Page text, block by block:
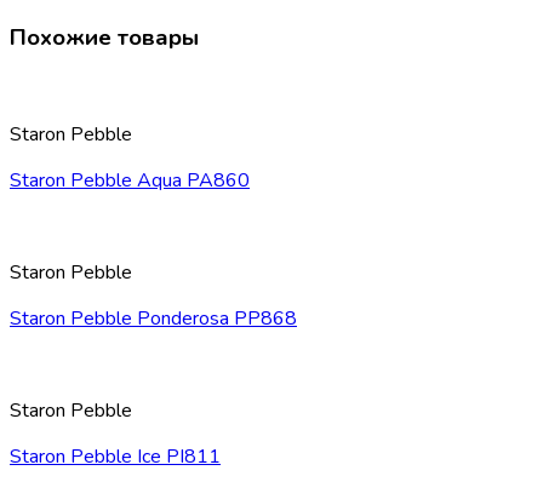
Похожие товары
Staron Pebble
Staron Pebble Aqua PA860
Staron Pebble
Staron Pebble Ponderosa PP868
Staron Pebble
Staron Pebble Ice PI811